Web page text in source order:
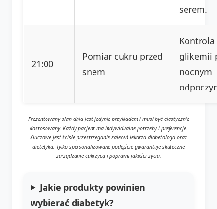
serem.
21:00
Pomiar cukru przed
snem
Kontrola
glikemii
nocnym
Prezentowany plan dnia jest jedynie przykładem i musi być elastycznie
dostosowany. Każdy pacjent ma indywidualne potrzeby i preferencje.
Kluczowe jest ścisłe przestrzeganie zaleceń lekarza diabetologa oraz
dietetyka. Tylko spersonalizowane podejście gwarantuje skuteczne
zarządzanie cukrzycą i poprawę jakości życia.
Jakie produkty powinien
wybierać diabetyk?